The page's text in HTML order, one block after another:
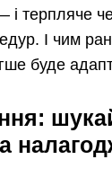
і терпляче
І чим
буде